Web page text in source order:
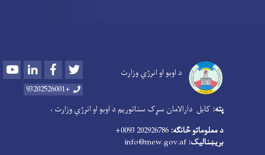
د اوبو او انرژي وزارت YoutubeLinkedInFacebook
+93202526001
پته: کابل دارالامان سړک سناتوریم د اوبو او انرژي وزارت ،
د معلوماتو څانګه: 202926786 0093+
بریښنالیک: info@mew.gov.af